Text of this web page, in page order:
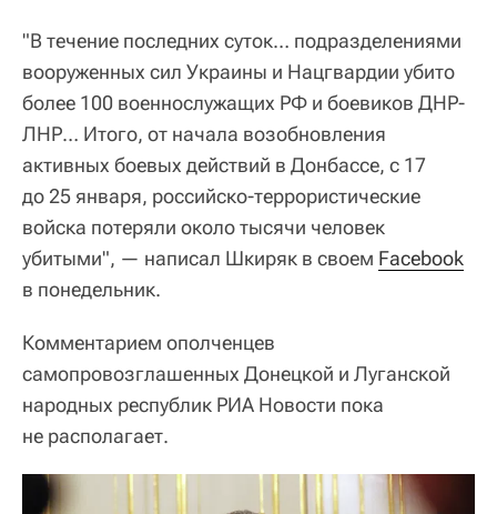
"В течение последних суток… подразделениями
вооруженных сил Украины и Нацгвардии убито
более 100 военнослужащих РФ и боевиков ДНР-
ЛНР… Итого, от начала возобновления
активных боевых действий в Донбассе, с 17
до 25 января, российско-террористические
войска потеряли около тысячи человек
убитыми", — написал Шкиряк в своем Facebook
в понедельник.
Комментарием ополченцев
самопровозглашенных Донецкой и Луганской
народных республик РИА Новости пока
не располагает.